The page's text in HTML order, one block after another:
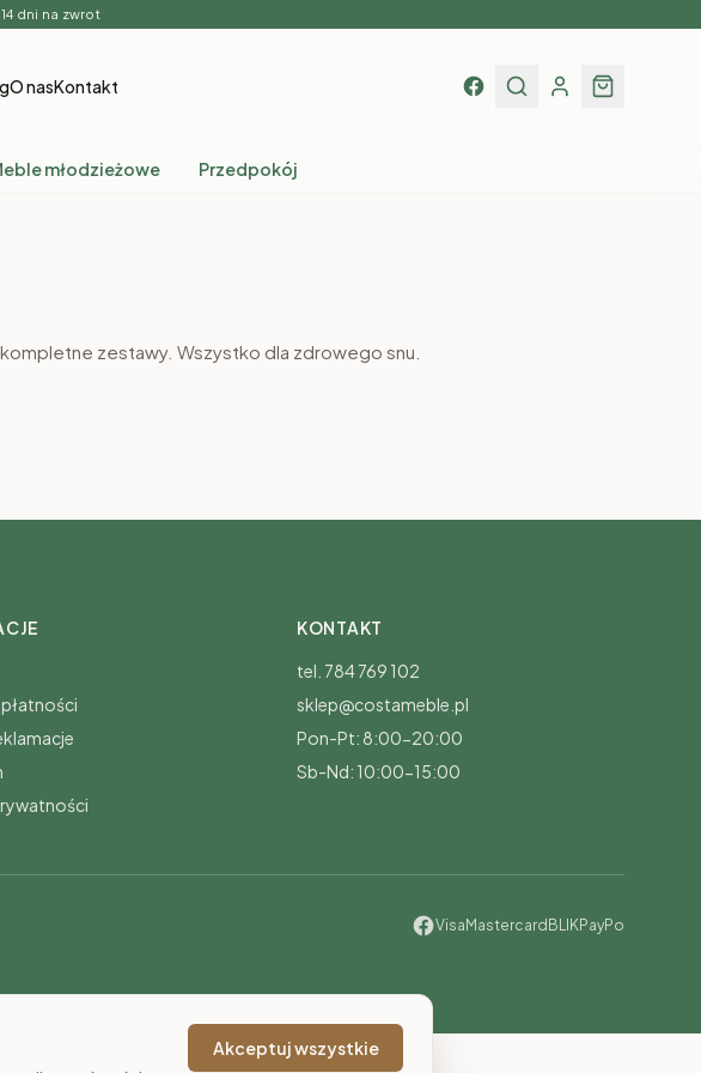
dni na zwrot
O nasKontakt
młodzieżowe Przedpokój
zestawy. Wszystko dla zdrowego snu.
mebli Szafy
KONTAKT
tel. 784 769 102
sklep@costameble.pl
Pon-Pt: 8:00-20:00
Sb-Nd: 10:00-15:00
Visa Mastercard BLIKPayPo
Akceptuj wszystkie